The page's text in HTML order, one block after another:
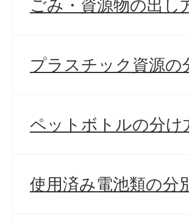
ごみ・資源物の出し
プラスチック資源の
ペットボトルの分け
使用済み電池類の分